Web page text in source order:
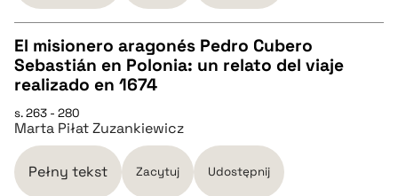
BIBTEX
pobierz cytat
CZYSTY TEKST
pobierz cytat
BIBTEX
El misionero aragonés Pedro Cubero
Sebastián en Polonia: un relato del viaje
realizado en 1674
s. 263 - 280
Marta Piłat Zuzankiewicz
Pełny tekst Zacytuj Udostępnij